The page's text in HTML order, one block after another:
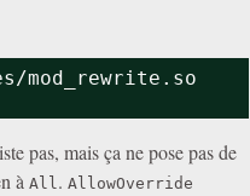
mod_rewrite.so
pas, mais ça ne pose pas de
à All. AllowOverride